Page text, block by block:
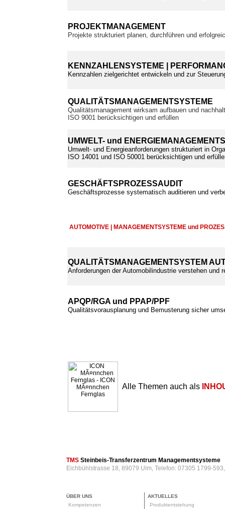
PROJEKTMANAGEMENT
Projekte strukturiert planen, durchführen und
KENNZAHLENSYSTEME |
Kennzahlen zielgerichtet entwickeln und zur
QUALITÄTSMANAGEMENTSYSTEME
Qualitätsmanagement wirksam aufbauen und
ISO 9001 berücksichtigen und erfüllen
UMWELT- und
Umwelt- und Energieanforderungen strukturiert in
ISO 14001 und ISO 50001 berücksichtigen und
GESCHÄFTSPROZESSAUDIT
Geschäftsprozesse systematisch auditieren und
AUTOMOTIVE | MANAGEMENTSYSTEME und
QUALITÄTSMANAGEMENTSYSTEM
Anforderungen der Automobilindustrie verstehen und
APQP/RGA und PPAP/PPF
Qualitätsvorausplanung und Bemusterung sicher
Alle Themen auch als
TMS Steinbeis-Transferzentrum Managementsysteme
Eichbühlstrasse 18, 89079 Ulm, Telefon: 07305 1799-
ÜBER UNS
Kompetenzen
AKTUELLES
Produktentstehung